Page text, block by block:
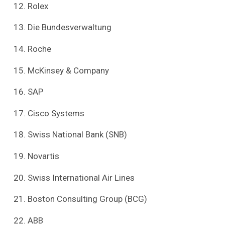
Rolex
Die Bundesverwaltung
Roche
McKinsey & Company
SAP
Cisco Systems
Swiss National Bank (SNB)
Novartis
Swiss International Air Lines
Boston Consulting Group (BCG)
ABB